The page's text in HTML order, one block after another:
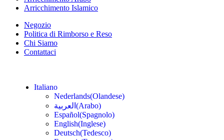
Arricchimento Islamico
Negozio
Politica di Rimborso e Reso
Chi Siamo
Contattaci
Italiano
Nederlands(Olandese)
العربية (Arabo)
Español(Spagnolo)
English(Inglese)
Deutsch(Tedesco)